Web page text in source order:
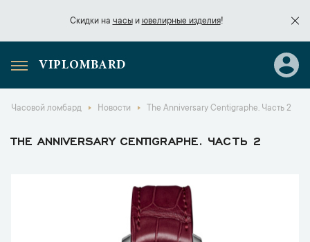
Скидки на часыи ювелирные изделия!
Скидки начасы
VIPLOMBARD
Часовой ломбард Новости The Anniversary Centigraphe. Часть 2
THE ANNIVERSARY CENTIGRAPHE. ЧАСТЬ 2